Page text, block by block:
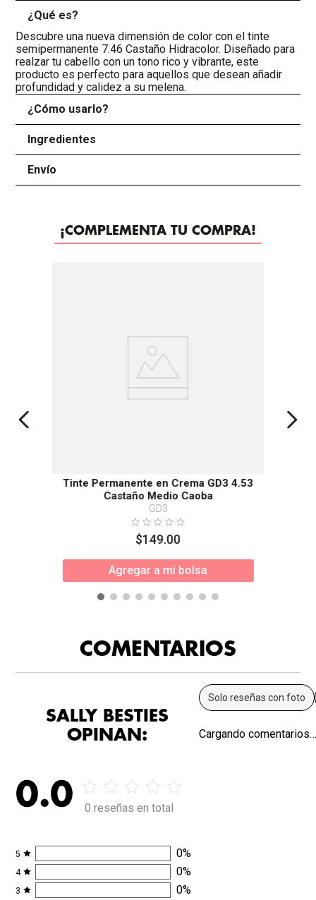
¿Qué es?
Descubre una nueva dimensión de color con el tinte
semipermanente 7.46 Castaño Hidracolor. Diseñado para
realzar tu cabello con un tono rico y vibrante, este
producto es perfecto para aquellos que desean añadir
profundidad y calidez a su melena.
¿Cómo usarlo?
Ingredientes
Envío
¡COMPLEMENTA TU COMPRA!
Tinte Permanente en Crema GD3 4.53
Castaño Medio Caoba
GD3
$149.00
Agregar a mi bolsa
COMENTARIOS
SALLY BESTIES
OPINAN:
0.0 0 reseñas en total
5 0%
4 0%
3 0%
Solo reseñas con foto
Cargando